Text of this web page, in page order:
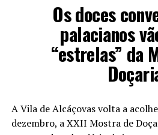
Os doces
palacianos
“estrelas” da
A Vila de Alcáçovas volta a
dezembro, a XXII Mostra de